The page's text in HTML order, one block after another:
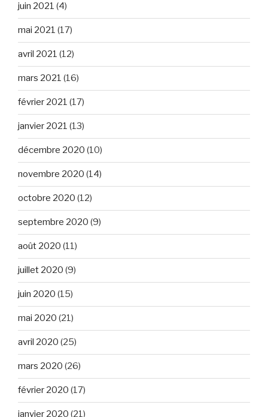
juin 2021 (4)
mai 2021 (17)
avril 2021 (12)
mars 2021 (16)
février 2021 (17)
janvier 2021 (13)
décembre 2020 (10)
novembre 2020 (14)
octobre 2020 (12)
septembre 2020 (9)
août 2020 (11)
juillet 2020 (9)
juin 2020 (15)
mai 2020 (21)
avril 2020 (25)
mars 2020 (26)
février 2020 (17)
janvier 2020 (21)